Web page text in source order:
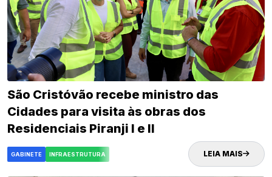
São Cristóvão recebe ministro das
Cidades para visita às obras dos
Residenciais Piranji I e II
GABINETE INFRAESTRUTURA LEIA MAIS